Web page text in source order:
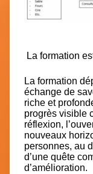
La formation
La formation
échange de
riche et
progrès visible
réflexion,
nouveaux
personnes, au
d’une quête
d’amélioration.